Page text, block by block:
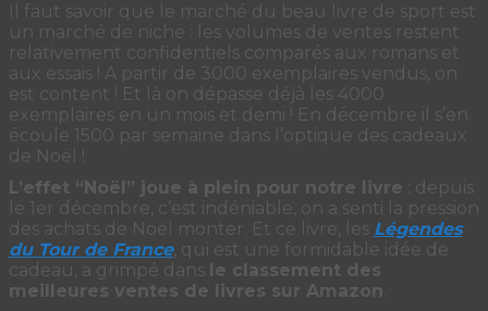
Il faut savoir que le marché du beau livre de sport est
un marché de niche : les volumes de ventes restent
relativement confidentiels comparés aux romans et
aux essais ! A partir de 3000 exemplaires vendus, on
est content ! Et là on dépasse déjà les 4000
exemplaires en un mois et demi ! En décembre il s’en
écoule 1500 par semaine dans l’optique des cadeaux
de Noël !
L’effet “Noël” joue à plein pour notre livre : depuis
le 1er décembre, c’est indéniable, on a senti la pression
des achats de Noël monter. Et ce livre, les Légendes
du Tour de France, qui est une formidable idée de
cadeau, a grimpé dans le classement des
meilleures ventes de livres sur Amazon